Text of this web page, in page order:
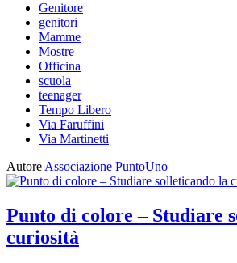
Genitore
genitori
Mamme
Mostre
Officina
scuola
teenager
Tempo Libero
Via Faruffini
Via Martinetti
Autore Associazione PuntoUno
Punto di colore – Studiare
curiosità